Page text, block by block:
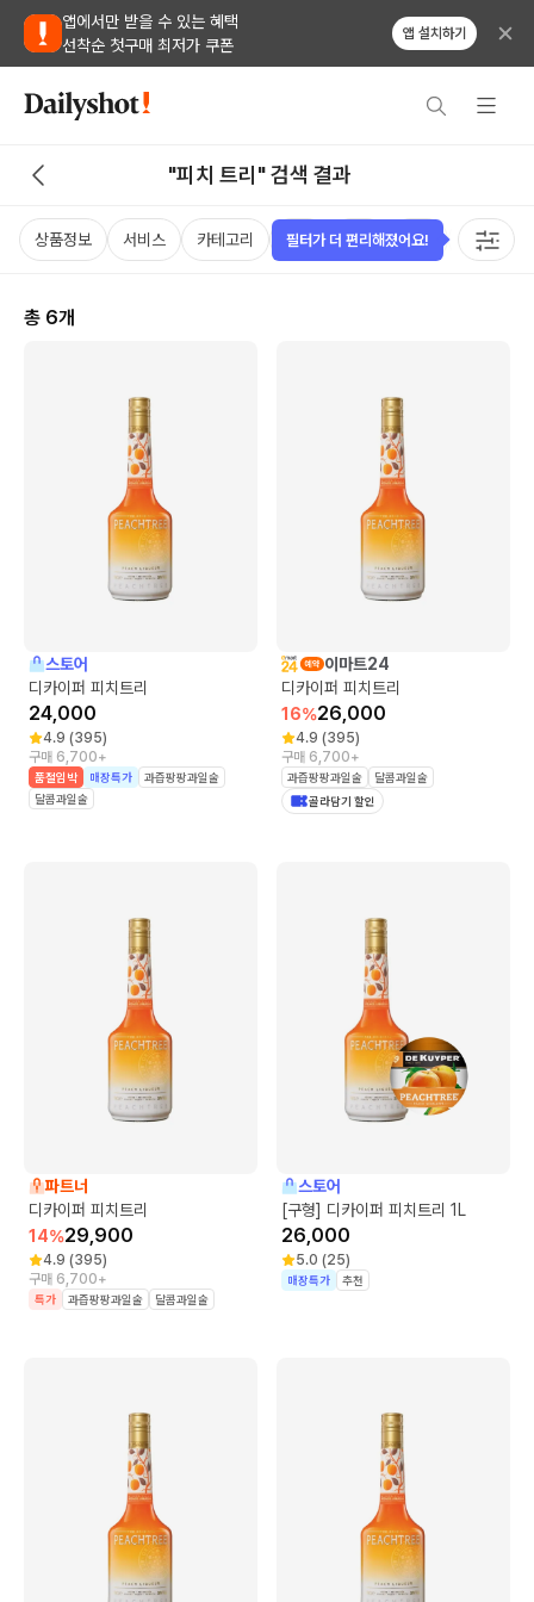
앱에서만 받을 수 있는 혜택
선착순 첫구매 최저가 쿠폰
앱 설치하기
"피치 트리" 검색 결과
상품정보 서비스 카테고리 가격 국가 용량 태그
총 6개
스토어
디카이퍼 피치트리
24,000
4.9 (395)
구매 6,700+
품절임박 매장특가
과즙팡팡과일술
달콤과일술
이마트24
디카이퍼 피치트리
16%26,000
4.9 (395)
구매 6,700+
과즙팡팡과일술
달콤과일술
골라담기 할인
파트너
디카이퍼 피치트리
14%29,900
4.9 (395)
구매 6,700+
특가 과즙팡팡과일술 달콤과일술
스토어
[구형] 디카이퍼 피치트리 1L
26,000
5.0 (25)
매장특가 추천
필터가 더 편리해졌어요!